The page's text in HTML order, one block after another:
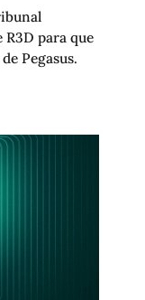
para que
Pegasus.